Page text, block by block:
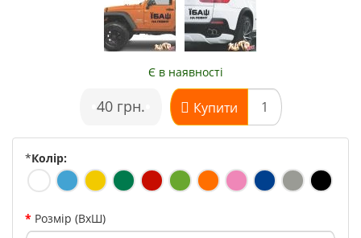
Є в наявності
40 грн. Купити
*Колір:
Розмір (ВхШ)